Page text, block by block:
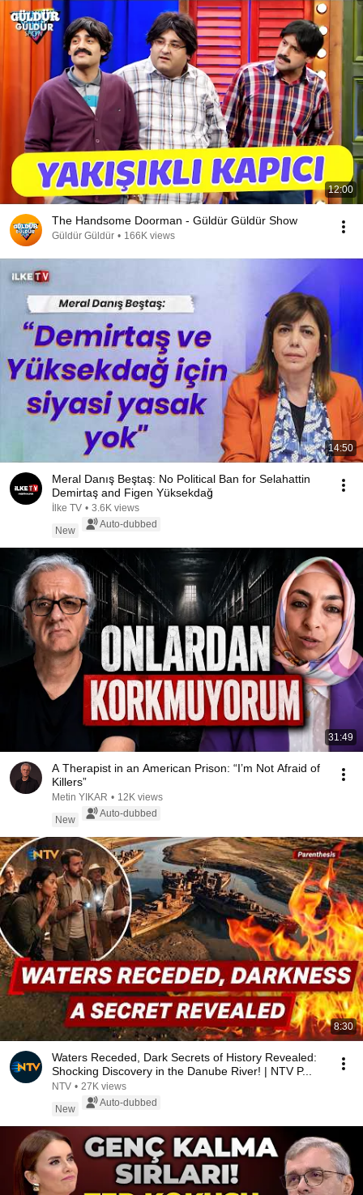
12:00
The Handsome Doorman - Güldür Güldür Show
Güldür Güldür • 166K views
14:50
Meral Danış Beştaş: No Political Ban for Selahattin
Demirtaş and Figen Yüksekdağ
İlke TV • 3.6K views
New
Auto-dubbed
31:49
A Therapist in an American Prison: “I’m Not Afraid of
Killers”
Metin YIKAR • 12K views
New
Auto-dubbed
8:30
Waters Receded, Dark Secrets of History Revealed:
Shocking Discovery in the Danube River! | NTV P...
NTV • 27K views
New
Auto-dubbed